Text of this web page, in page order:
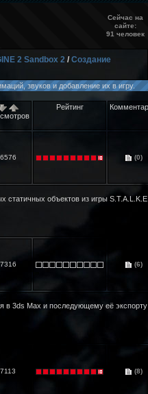
Сейчас на
сайте:
91 человек
2 Sandbox 2 /Создание
звуков и добавление их в игру.
Рейтинг
6576 (0)
статичных объектов из игры
7316 (6)
в 3ds Max и последующему её
7113 (8)